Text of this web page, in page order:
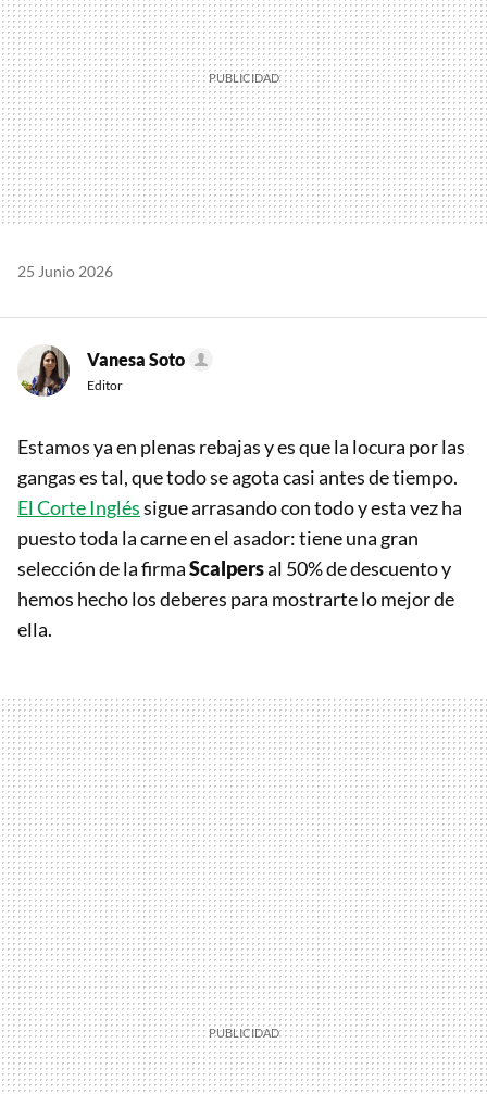
25 Junio 2026
Vanesa Soto
Editor
Estamos ya en plenas rebajas y es que la locura por las
gangas es tal, que todo se agota casi antes de tiempo.
El Corte Ingléssigue arrasando con todo y esta vez ha
puesto toda la carne en el asador: tiene una gran
selección de la firmaScalpersal 50% de descuento y
hemos hecho los deberes para mostrarte lo mejor de
ella.